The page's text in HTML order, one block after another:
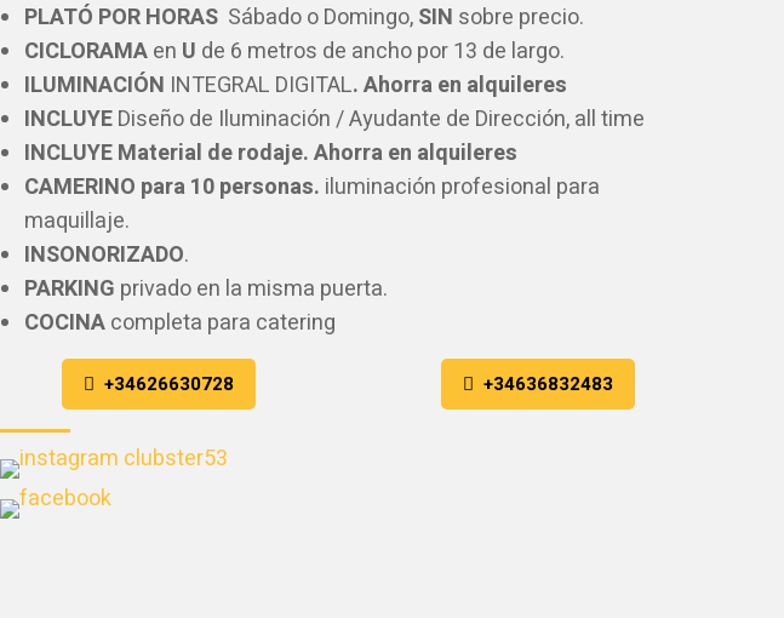
PLATÓ POR HORAS Sábado o Domingo,SIN sobre precio.
CICLORAMAen U de 6 metros de ancho por 13 de largo.
ILUMINACIÓN INTEGRAL DIGITAL. Ahorra en alquileres
INCLUYEDiseño de Iluminación / Ayudante de Dirección, all time
INCLUYE Material de rodaje. Ahorra en alquileres
CAMERINO para10personas. iluminación profesional para
maquillaje.
INSONORIZADO.
PARKING privado en la misma puerta.
COCINAcompleta para catering
+34626630728 +34636832483